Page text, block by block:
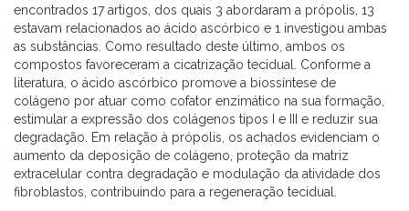
encontrados 17 artigos, dos quais 3 abordaram a própolis, 13
estavam relacionados ao ácido ascórbico e 1 investigou ambas
as substâncias. Como resultado deste último, ambos os
compostos favoreceram a cicatrização tecidual. Conforme a
literatura, o ácido ascórbico promove a biossíntese de
colágeno por atuar como cofator enzimático na sua formação,
estimular a expressão dos colágenos tipos I e III e reduzir sua
degradação. Em relação à própolis, os achados evidenciam o
aumento da deposição de colágeno, proteção da matriz
extracelular contra degradação e modulação da atividade dos
fibroblastos, contribuindo para a regeneração tecidual.